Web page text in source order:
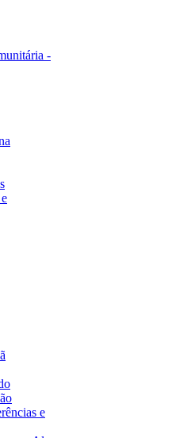
-
e